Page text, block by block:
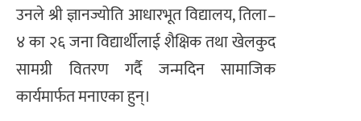
उनले श्री ज्ञानज्योति आधारभूत विद्यालय, तिला–
४ का २६ जना विद्यार्थीलाई शैक्षिक तथा खेलकुद
सामग्री वितरण गर्दै जन्मदिन सामाजिक
कार्यमार्फत मनाएका हुन्।